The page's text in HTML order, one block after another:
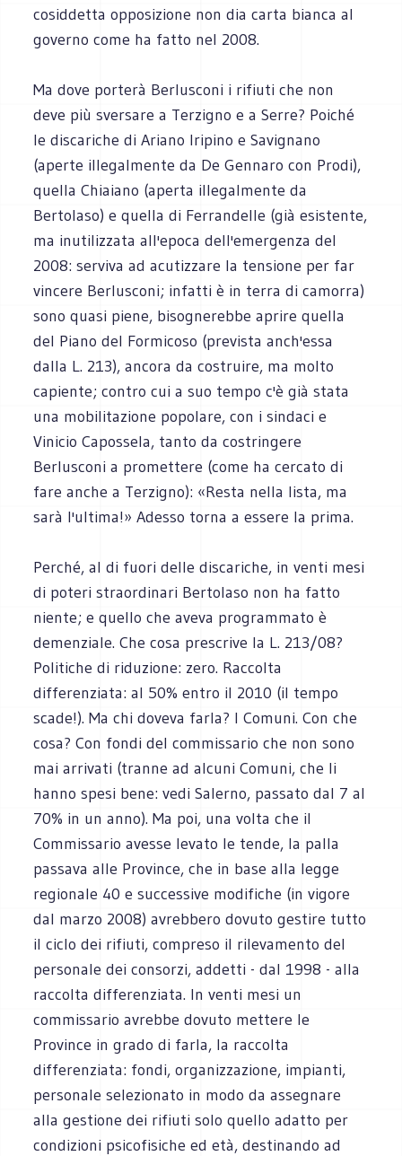
cosiddetta opposizione non dia carta bianca al
governo come ha fatto nel 2008.
Ma dove porterà Berlusconi i rifiuti che non
deve più sversare a Terzigno e a Serre? Poiché
le discariche di Ariano Iripino e Savignano
(aperte illegalmente da De Gennaro con Prodi),
quella Chiaiano (aperta illegalmente da
Bertolaso) e quella di Ferrandelle (già esistente,
ma inutilizzata all'epoca dell'emergenza del
2008: serviva ad acutizzare la tensione per far
vincere Berlusconi; infatti è in terra di camorra)
sono quasi piene, bisognerebbe aprire quella
del Piano del Formicoso (prevista anch'essa
dalla L. 213), ancora da costruire, ma molto
capiente; contro cui a suo tempo c'è già stata
una mobilitazione popolare, con i sindaci e
Vinicio Capossela, tanto da costringere
Berlusconi a promettere (come ha cercato di
fare anche a Terzigno): «Resta nella lista, ma
sarà l'ultima!» Adesso torna a essere la prima.
Perché, al di fuori delle discariche, in venti mesi
di poteri straordinari Bertolaso non ha fatto
niente; e quello che aveva programmato è
demenziale. Che cosa prescrive la L. 213/08?
Politiche di riduzione: zero. Raccolta
differenziata: al 50% entro il 2010 (il tempo
scade!). Ma chi doveva farla? I Comuni. Con che
cosa? Con fondi del commissario che non sono
mai arrivati (tranne ad alcuni Comuni, che li
hanno spesi bene: vedi Salerno, passato dal 7 al
70% in un anno). Ma poi, una volta che il
Commissario avesse levato le tende, la palla
passava alle Province, che in base alla legge
regionale 40 e successive modifiche (in vigore
dal marzo 2008) avrebbero dovuto gestire tutto
il ciclo dei rifiuti, compreso il rilevamento del
personale dei consorzi, addetti - dal 1998 - alla
raccolta differenziata. In venti mesi un
commissario avrebbe dovuto mettere le
Province in grado di farla, la raccolta
differenziata: fondi, organizzazione, impianti,
personale selezionato in modo da assegnare
alla gestione dei rifiuti solo quello adatto per
condizioni psicofisiche ed età, destinando ad